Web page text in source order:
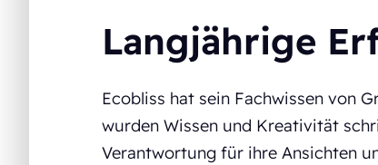
Langjährige
Ecobliss hat sein Fachwissen von
wurden Wissen und Kreativität
Verantwortung für ihre Ansichten